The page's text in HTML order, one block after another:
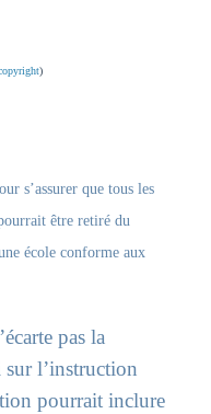
)
s’assurer que tous les
être retiré du
école conforme aux
pas la
l’instruction
pourrait inclure